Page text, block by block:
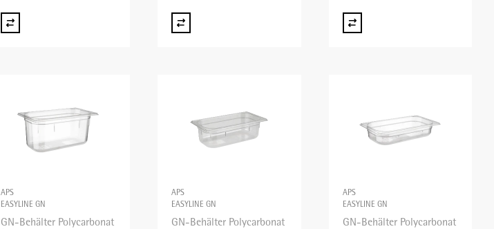
APS
EASYLINE GN
GN-Behälter Polycarbonat
APS
EASYLINE GN
GN-Behälter Polycarbonat
APS
EASYLINE GN
GN-Behälter Polycarbonat